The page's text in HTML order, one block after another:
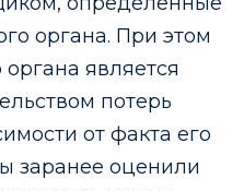
органа. При этом
органа является
потерь
от факта его
заранее оценили